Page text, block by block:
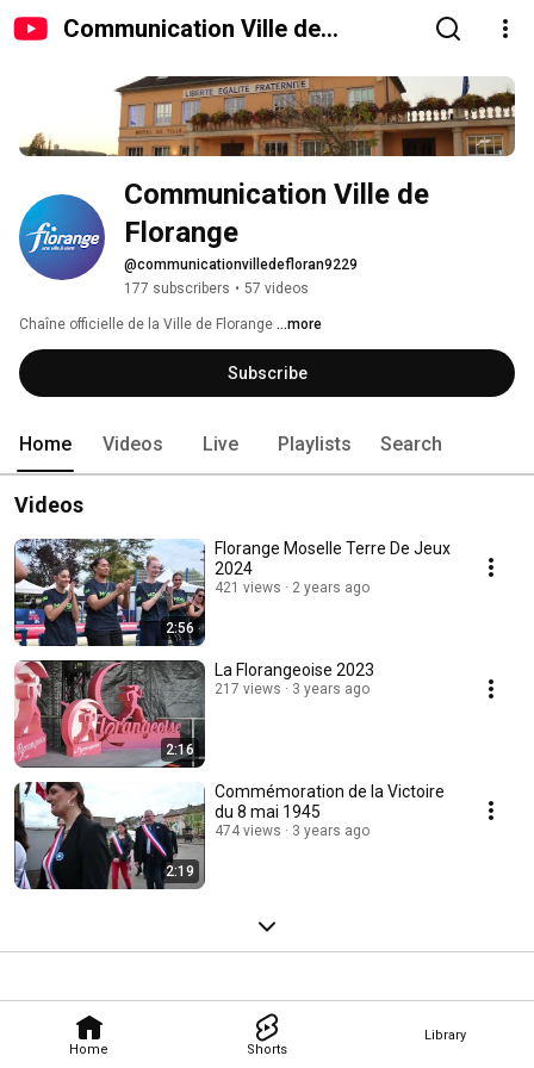
Communication Ville de
Home Shorts
Library
Communication Ville de
Florange
@communicationvilledefloran9229
177 subscribers • 57 videos
Chaîne officielle de la Ville de Florange ...more
Subscribe
Home Videos Live Playlists Search
Videos
2:56
Florange Moselle Terre De Jeux
2024
421 views 2 years ago
2:16
La Florangeoise 2023
217 views 3 years ago
2:19
Commémoration de la Victoire
du 8 mai 1945
474 views 3 years ago